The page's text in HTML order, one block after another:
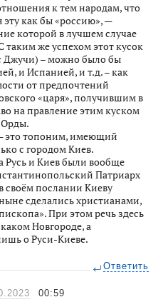
к тем народам, что
эту как бы «россию», —
которой в лучшем случае
таким же успехом этот кусок
Джучи) – можно было бы
и Испанией, и т.д. – как
от предпочтений
«царя», получившим в
на правление этим куском
Орды.
это топоним, имеющий
с городом Киев.
Русь и Киев были вообще
Патриарх
своём послании Киеву
сделались христианами,
При этом речь здесь
Новгороде, а
о Руси-Киеве.
Ответить
00:59